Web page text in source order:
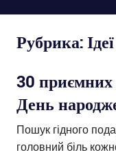
яке
Рубрика:
30 приємних
День
Пошук гідного
головний біль